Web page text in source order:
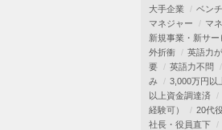
大手企業
ベン
マネジャー
マ
新規事業・新サー
外折衝
英語力
要
英語力不問
み
3,000万円以
以上資金調達済
経験可）
20代
社長・役員直下